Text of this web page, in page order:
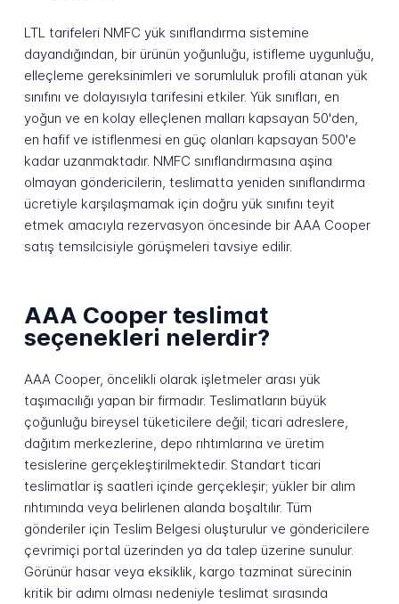
LTL tarifeleri NMFC yük sınıflandırma sistemine
dayandığından, bir ürünün yoğunluğu, istifleme uygunluğu,
elleçleme gereksinimleri ve sorumluluk profili atanan yük
sınıfını ve dolayısıyla tarifesini etkiler. Yük sınıfları, en
yoğun ve en kolay elleçlenen malları kapsayan 50'den,
en hafif ve istiflenmesi en güç olanları kapsayan 500'e
kadar uzanmaktadır. NMFC sınıflandırmasına aşina
olmayan göndericilerin, teslimatta yeniden sınıflandırma
ücretiyle karşılaşmamak için doğru yük sınıfını teyit
etmek amacıyla rezervasyon öncesinde bir AAA Cooper
satış temsilcisiyle görüşmeleri tavsiye edilir.
AAA Cooper teslimat
seçenekleri nelerdir?
AAA Cooper, öncelikli olarak işletmeler arası yük
taşımacılığı yapan bir firmadır. Teslimatların büyük
çoğunluğu bireysel tüketicilere değil; ticari adreslere,
dağıtım merkezlerine, depo rıhtımlarına ve üretim
tesislerine gerçekleştirilmektedir. Standart ticari
teslimatlar iş saatleri içinde gerçekleşir; yükler bir alım
rıhtımında veya belirlenen alanda boşaltılır. Tüm
gönderiler için Teslim Belgesi oluşturulur ve göndericilere
çevrimiçi portal üzerinden ya da talep üzerine sunulur.
Görünür hasar veya eksiklik, kargo tazminat sürecinin
kritik bir adımı olması nedeniyle teslimat sırasında